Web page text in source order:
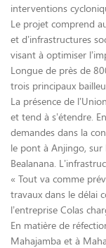
interventions
Le projet comprend
et d’infrastructures
visant à optimiser
Longue de près de
trois principaux
La présence de
et tend à s’étendre.
demandes dans la
le pont à Anjingo,
Bealanana.
« Tout va comme
travaux dans le délai
l’entreprise Colas
En matière de
Mahajamba et à